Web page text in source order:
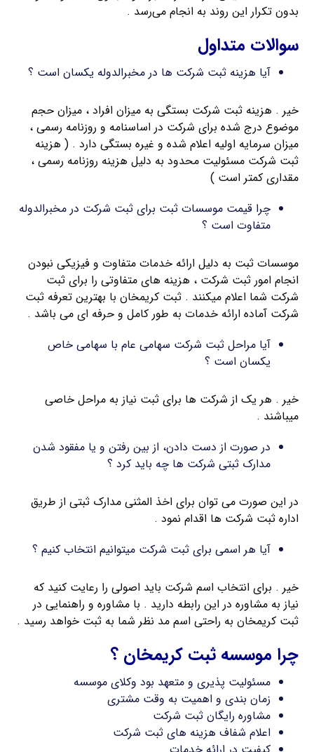
بدون تکرار این روند به انجام می‌رسد .
سوالات متداول
آیا هزینه ثبت شرکت ها در مخبرالدوله یکسان است ؟
خیر . هزینه ثبت شرکت بستگی به میزان افراد ، میزان حجم
موضوع درج شده برای شرکت در اساسنامه و روزنامه رسمی ،
میزان سرمایه اولیه اعلام شده و غیره بستگی دارد . ( هزینه
ثبت شرکت مسئولیت محدود به دلیل هزینه روزنامه رسمی ،
مقداری کمتر است )
چرا قیمت موسسات ثبت برای ثبت شرکت در مخبرالدوله
متفاوت است ؟
موسسات ثبت به دلیل ارائه خدمات متفاوت و فیزیکی نبودن
انجام امور ثبت شرکت ، هزینه های متفاوتی را برای ثبت
شرکت شما اعلام میکنند . ثبت کریمخان با بهترین تعرفه ثبت
شرکت آماده ارائه خدمات به طور کامل و حرفه ای می باشد .
آیا مراحل ثبت شرکت سهامی عام با سهامی خاص
یکسان است ؟
خیر . هر یک از شرکت ها برای ثبت نیاز به مراحل خاصی
میباشند .
در صورت از دست دادن، از بین رفتن و یا مفقود شدن
مدارک ثبتی شرکت ها چه باید کرد ؟
در این صورت می توان برای اخذ المثنی مدارک ثبتی از طریق
اداره ثبت شرکت ها اقدام نمود .
آیا هر اسمی برای ثبت شرکت میتوانیم انتخاب کنیم ؟
خیر . برای انتخاب اسم شرکت باید اصولی را رعایت کنید که
نیاز به مشاوره در این رابطه دارید . با مشاوره و راهنمایی در
ثبت کریمخان به راحتی اسم مد نظر شما به ثبت خواهد رسید .
چرا موسسه ثبت کریمخان ؟
مسئولیت پذیری و متعهد بود وکلای موسسه
زمان بندی و اهمیت به وقت مشتری
مشاوره رایگان ثبت شرکت
اعلام شفاف هزینه های ثبت شرکت